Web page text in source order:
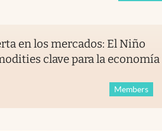
en los mercados: El Niño
clave para la economía
Members